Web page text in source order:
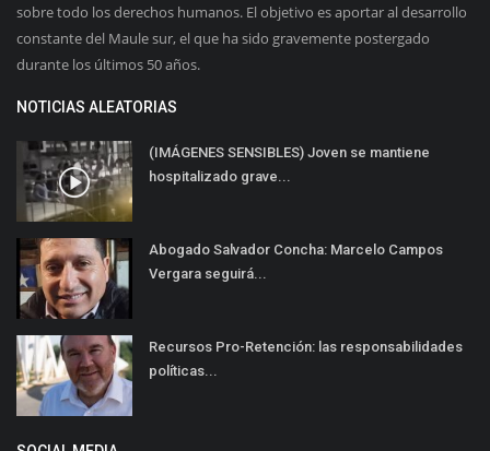
sobre todo los derechos humanos. El objetivo es aportar al desarrollo
constante del Maule sur, el que ha sido gravemente postergado
durante los últimos 50 años.
NOTICIAS ALEATORIAS
(IMÁGENES SENSIBLES) Joven se mantiene
hospitalizado grave...
Abogado Salvador Concha: Marcelo Campos
Vergara seguirá...
Recursos Pro-Retención: las responsabilidades
políticas...